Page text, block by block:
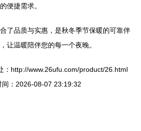
便捷需求。
了品质与实惠，是秋冬季节保暖的可靠伴
让温暖陪伴您的每一个夜晚。
：http://www.26ufu.com/product/26.html
间：2026-08-07 23:19:32